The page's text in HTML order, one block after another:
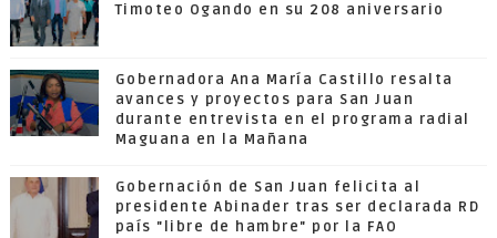
Timoteo Ogando en su 208 aniversario
Gobernadora Ana María Castillo resalta
avances y proyectos para San Juan
durante entrevista en el programa radial
Maguana en la Mañana
Gobernación de San Juan felicita al
presidente Abinader tras ser declarada RD
país "libre de hambre" por la FAO